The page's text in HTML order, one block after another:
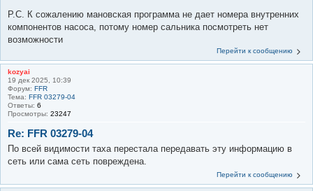
Р.С. К сожалению мановская программа не дает номера внутренних
компонентов насоса, потому номер сальника посмотреть нет
возможности
Перейти к сообщению
kozyai
19 дек 2025, 10:39
Форум: FFR
Тема: FFR 03279-04
Ответы: 6
Просмотры: 23247
Re: FFR 03279-04
По всей видимости таха перестала передавать эту информацию в
сеть или сама сеть повреждена.
Перейти к сообщению